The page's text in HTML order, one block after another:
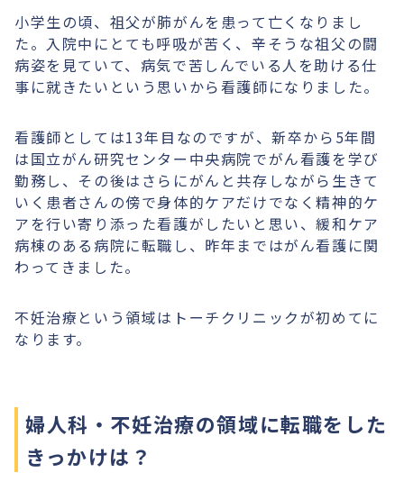
小学生の頃、祖父が肺がんを患って亡くなりまし
た。入院中にとても呼吸が苦く、辛そうな祖父の闘
病姿を見ていて、病気で苦しんでいる人を助ける仕
事に就きたいという思いから看護師になりました。
看護師としては13年目なのですが、新卒から5年間
は国立がん研究センター中央病院でがん看護を学び
勤務し、その後はさらにがんと共存しながら生きて
いく患者さんの傍で身体的ケアだけでなく精神的ケ
アを行い寄り添った看護がしたいと思い、緩和ケア
病棟のある病院に転職し、昨年まではがん看護に関
わってきました。
不妊治療という領域はトーチクリニックが初めてに
なります。
婦人科・不妊治療の領域に転職をした
きっかけは？